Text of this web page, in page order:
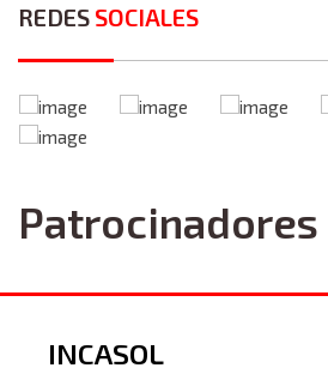
REDES SOCIALES
Patrocinadores
INCASOL